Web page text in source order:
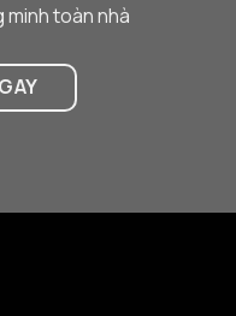
toàn nhà